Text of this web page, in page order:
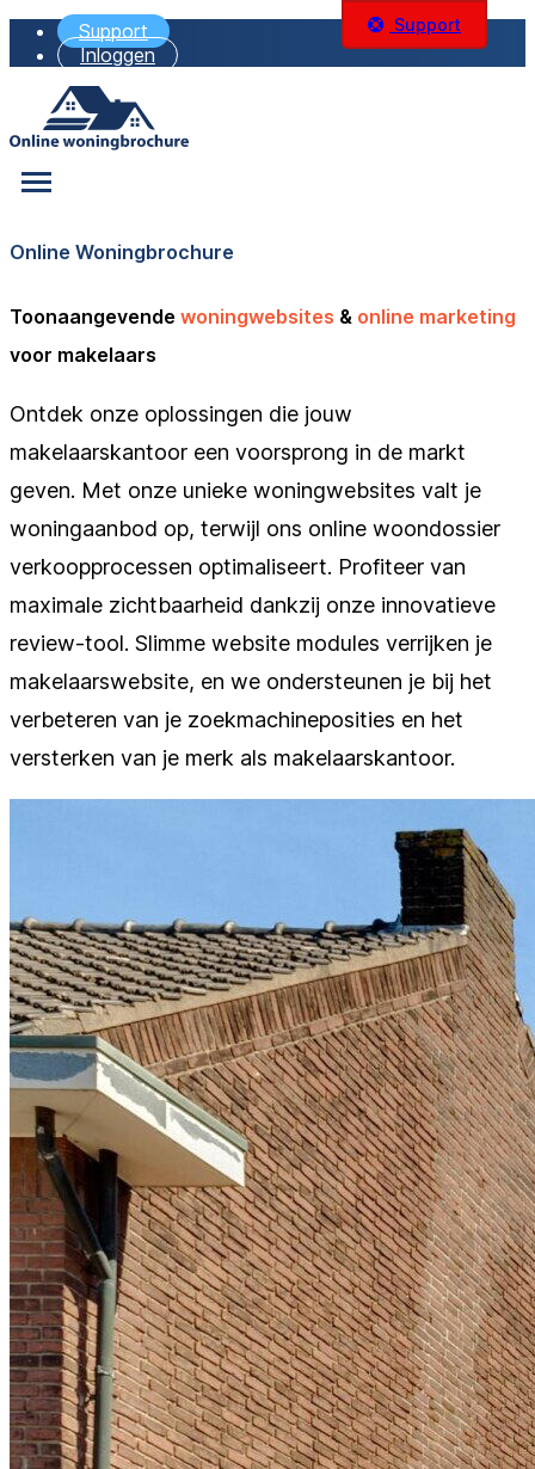
Support
Inloggen
Online Woningbrochure
Toonaangevende woningwebsites & online marketing
voor makelaars
Ontdek onze oplossingen die jouw
makelaarskantoor een voorsprong in de markt
geven. Met onze unieke woningwebsites valt je
woningaanbod op, terwijl ons online woondossier
verkoopprocessen optimaliseert. Profiteer van
maximale zichtbaarheid dankzij onze innovatieve
review-tool. Slimme website modules verrijken je
makelaarswebsite, en we ondersteunen je bij het
verbeteren van je zoekmachineposities en het
versterken van je merk als makelaarskantoor.
Support